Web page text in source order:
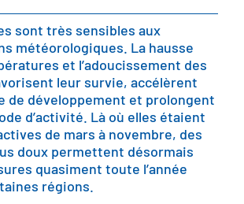
sont très sensibles aux
météorologiques. La hausse
et l’adoucissement des
leur survie, accélèrent
de développement et prolongent
d’activité. Là où elles étaient
de mars à novembre, des
doux permettent désormais
quasiment toute l’année
régions.